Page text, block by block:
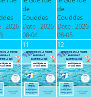
:2026-
de
Couddes
Date :2026-
08-04
de
Couddes
Date :2026-
08-05
11 12